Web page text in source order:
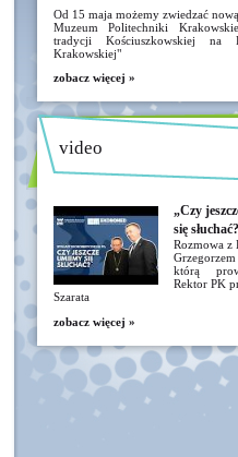
Od 15 maja możemy zwiedzać
Muzeum Politechniki
tradycji Kościuszkowskiej na
Krakowskiej"
zobacz więcej »
video
„Czy
się
Rozmowa z
którą
Rektor PK
Szarata
zobacz więcej »